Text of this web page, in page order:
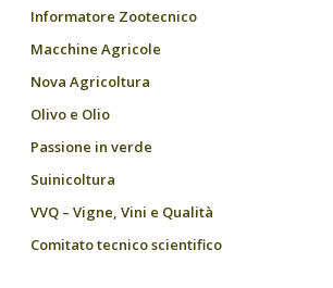
Informatore Zootecnico
Macchine Agricole
Nova Agricoltura
Olivo e Olio
Passione in verde
Suinicoltura
VVQ – Vigne, Vini e Qualità
Comitato tecnico scientifico